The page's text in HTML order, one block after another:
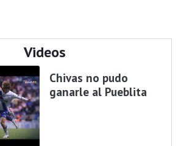
Videos
Chivas no pudo
ganarle al Pueblita